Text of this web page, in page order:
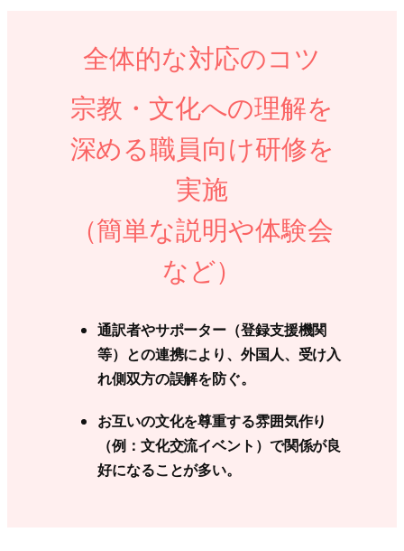
全体的な対応のコツ
宗教・文化への理解を
深める職員向け研修を
実施
（簡単な説明や体験会
など）
通訳者やサポーター（登録支援機関
等）との連携により、外国人、受け入
れ側双方の誤解を防ぐ。
お互いの文化を尊重する雰囲気作り
（例：文化交流イベント）で関係が良
好になることが多い。